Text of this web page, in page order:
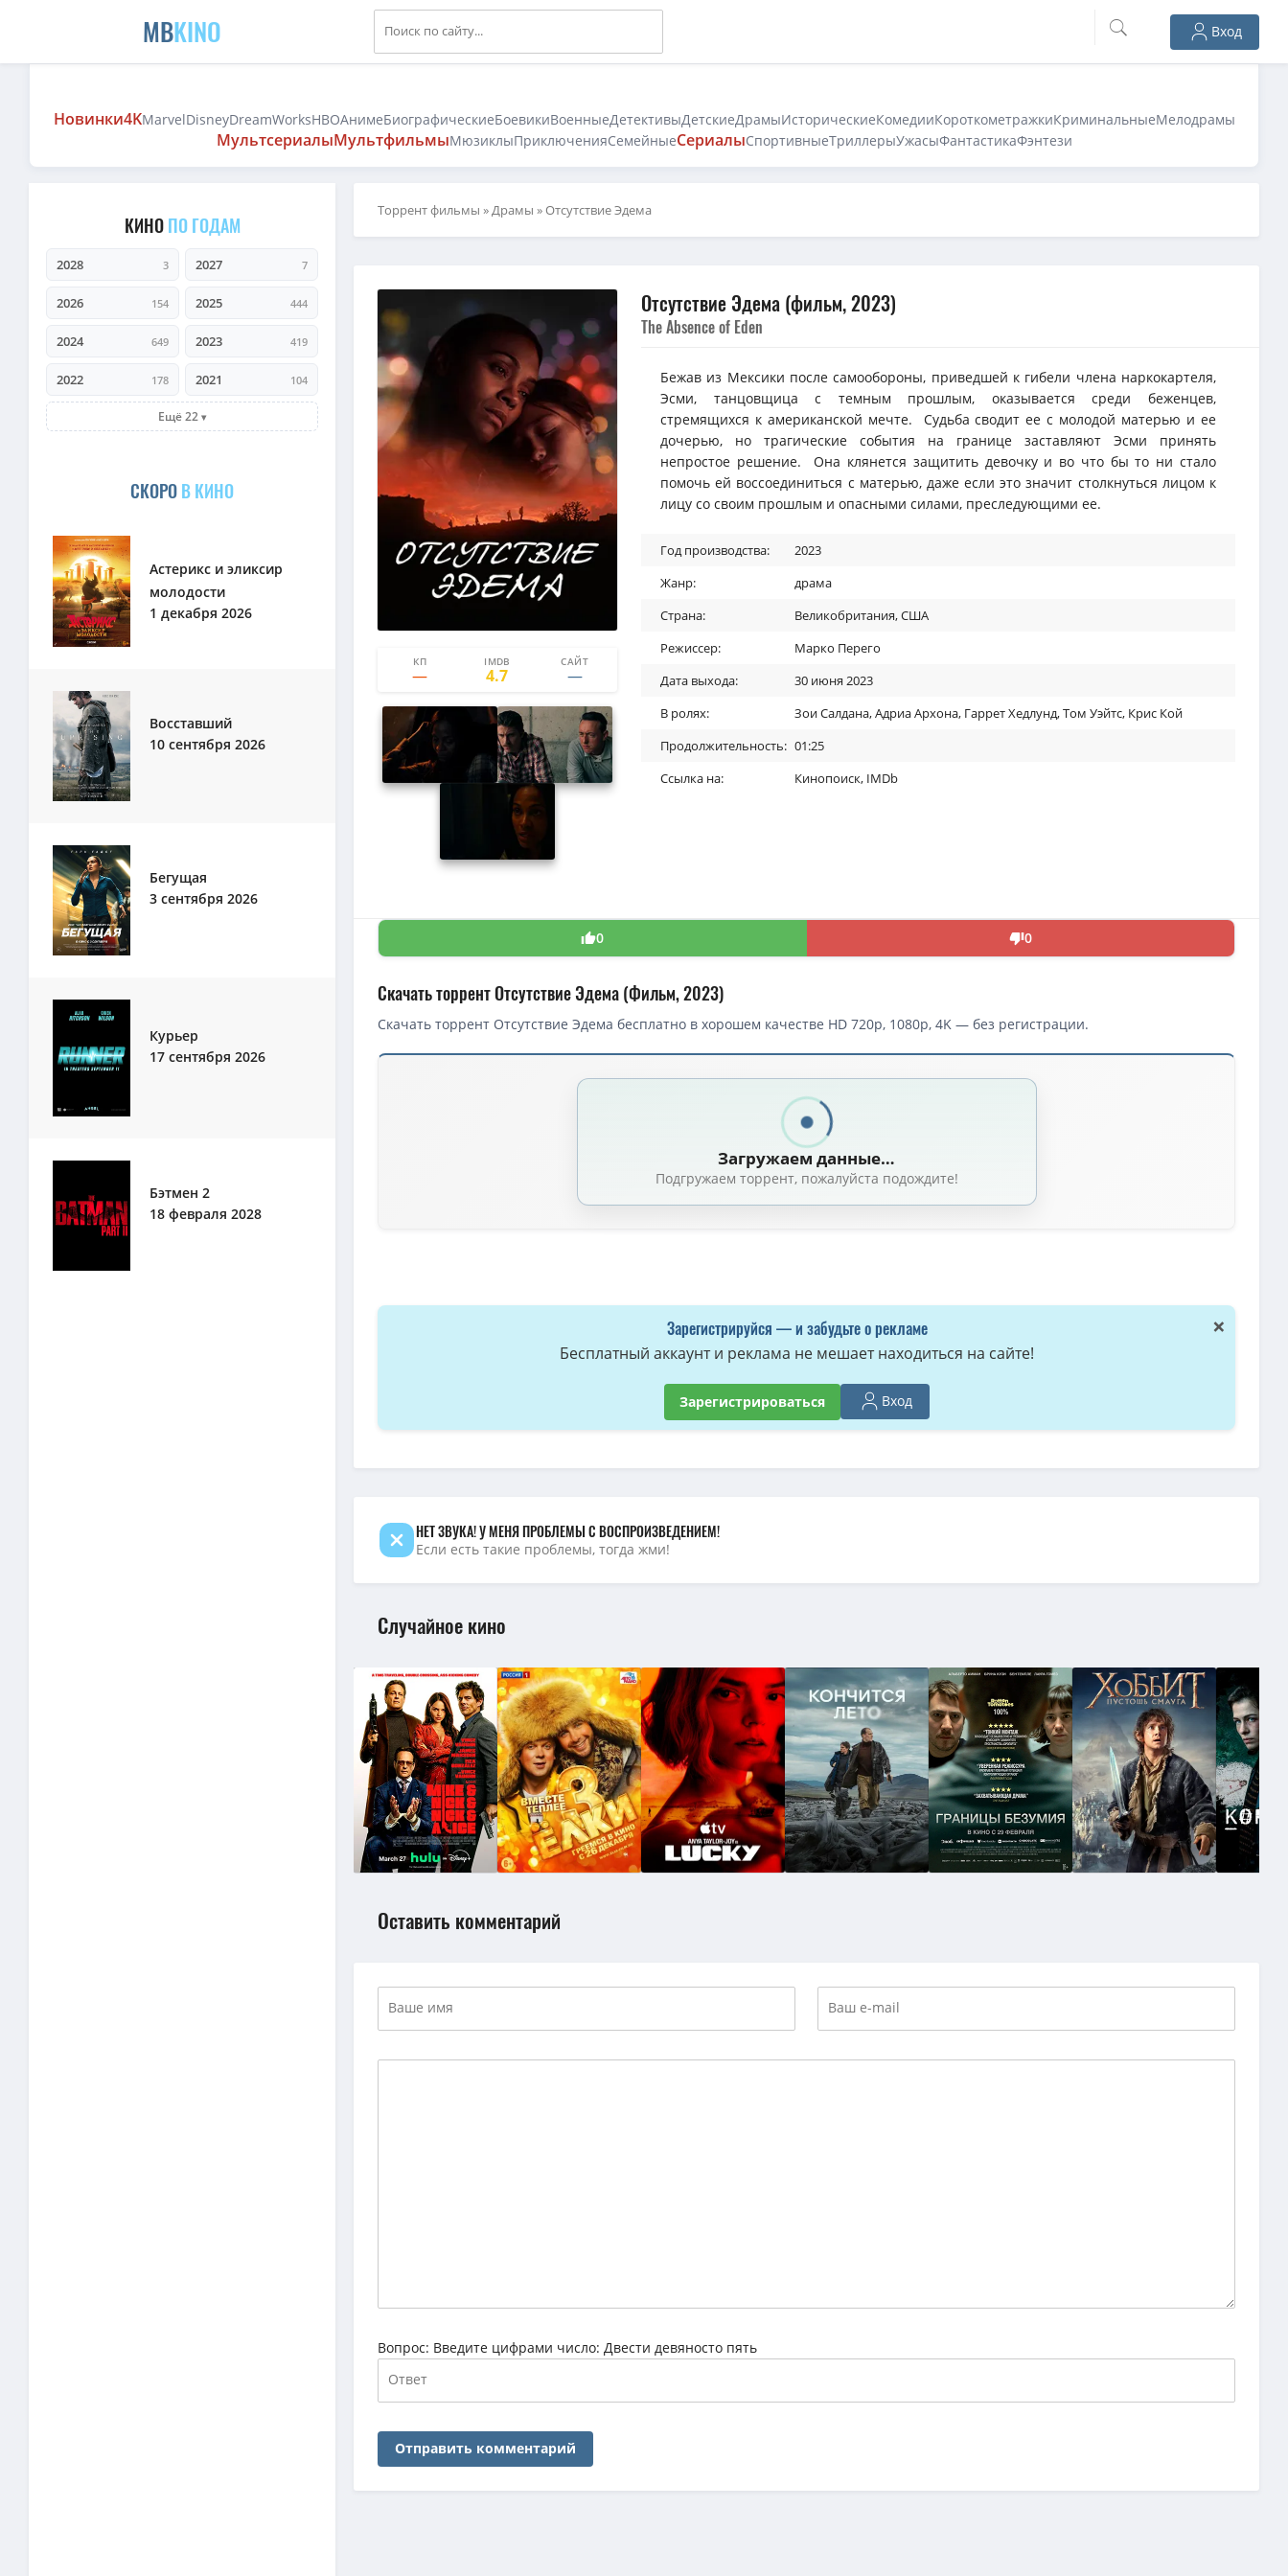
MBKINO Вход
Новинки4KMarvelDisneyDreamWorksHBOАнимеБиографическиеБоевикиВоенныеДетективыДетскиеДрамыИсторическиеКомедииКороткометражкиКриминальныеМелодрамы
МультсериалыМультфильмыМюзиклыПриключенияСемейныеСериалыСпортивныеТриллерыУжасыФантастикаФэнтези
КИНОПО ГОДАМ
2028 3 2027 7
2026 154 2025 444
2024 649 2023 419
2022 178 2021 104
Ещё 22
СКОРОВ КИНО
Астерикс и эликсир
молодости
1 декабря 2026
Восставший
10 сентября 2026
Бегущая
3 сентября 2026
Курьер
17 сентября 2026
Бэтмен 2
18 февраля 2028
Торрент фильмы »Драмы » Отсутствие Эдема
КП IMDB
4.7
САЙТ
00
Отсутствие Эдема (фильм, 2023)
The Absence of Eden
Бежав из Мексики после самообороны, приведшей к гибели члена наркокартеля,
Эсми, танцовщица с темным прошлым, оказывается среди беженцев,
стремящихся к американской мечте. Судьба сводит ее с молодой матерью и ее
дочерью, но трагические события на границе заставляют Эсми принять
непростое решение. Она клянется защитить девочку и во что бы то ни стало
помочь ей воссоединиться с матерью, даже если это значит столкнуться лицом к
лицу со своим прошлым и опасными силами, преследующими ее.
Год производства:
2023
Жанр:
драма
Страна:
Великобритания,США
Режиссер:
Марко Перего
Дата выхода:
30 июня 2023
В ролях:
Зои Салдана,Адриа Архона, Гаррет Хедлунд,Том Уэйтс, Крис Кой
Продолжительность: 01:25
Ссылка на:
Кинопоиск, IMDb
0 0
Скачать торрент Отсутствие Эдема (Фильм, 2023)
Скачать торрент Отсутствие Эдема бесплатно в хорошем качестве HD 720p, 1080p, 4K — без регистрации.
Загружаем данные…
Подгружаем торрент, пожалуйста подождите!
×
Зарегистрируйся — и забудьте о рекламе
Бесплатный аккаунт и реклама не мешает находиться на сайте!
Зарегистрироваться Вход
НЕТ ЗВУКА! У МЕНЯ ПРОБЛЕМЫ С ВОСПРОИЗВЕДЕНИЕМ!
Если есть такие проблемы, тогда жми!
Случайное кино
Оставить комментарий
Вопрос: Введите цифрами число: Двести девяносто пять
Отправить комментарий